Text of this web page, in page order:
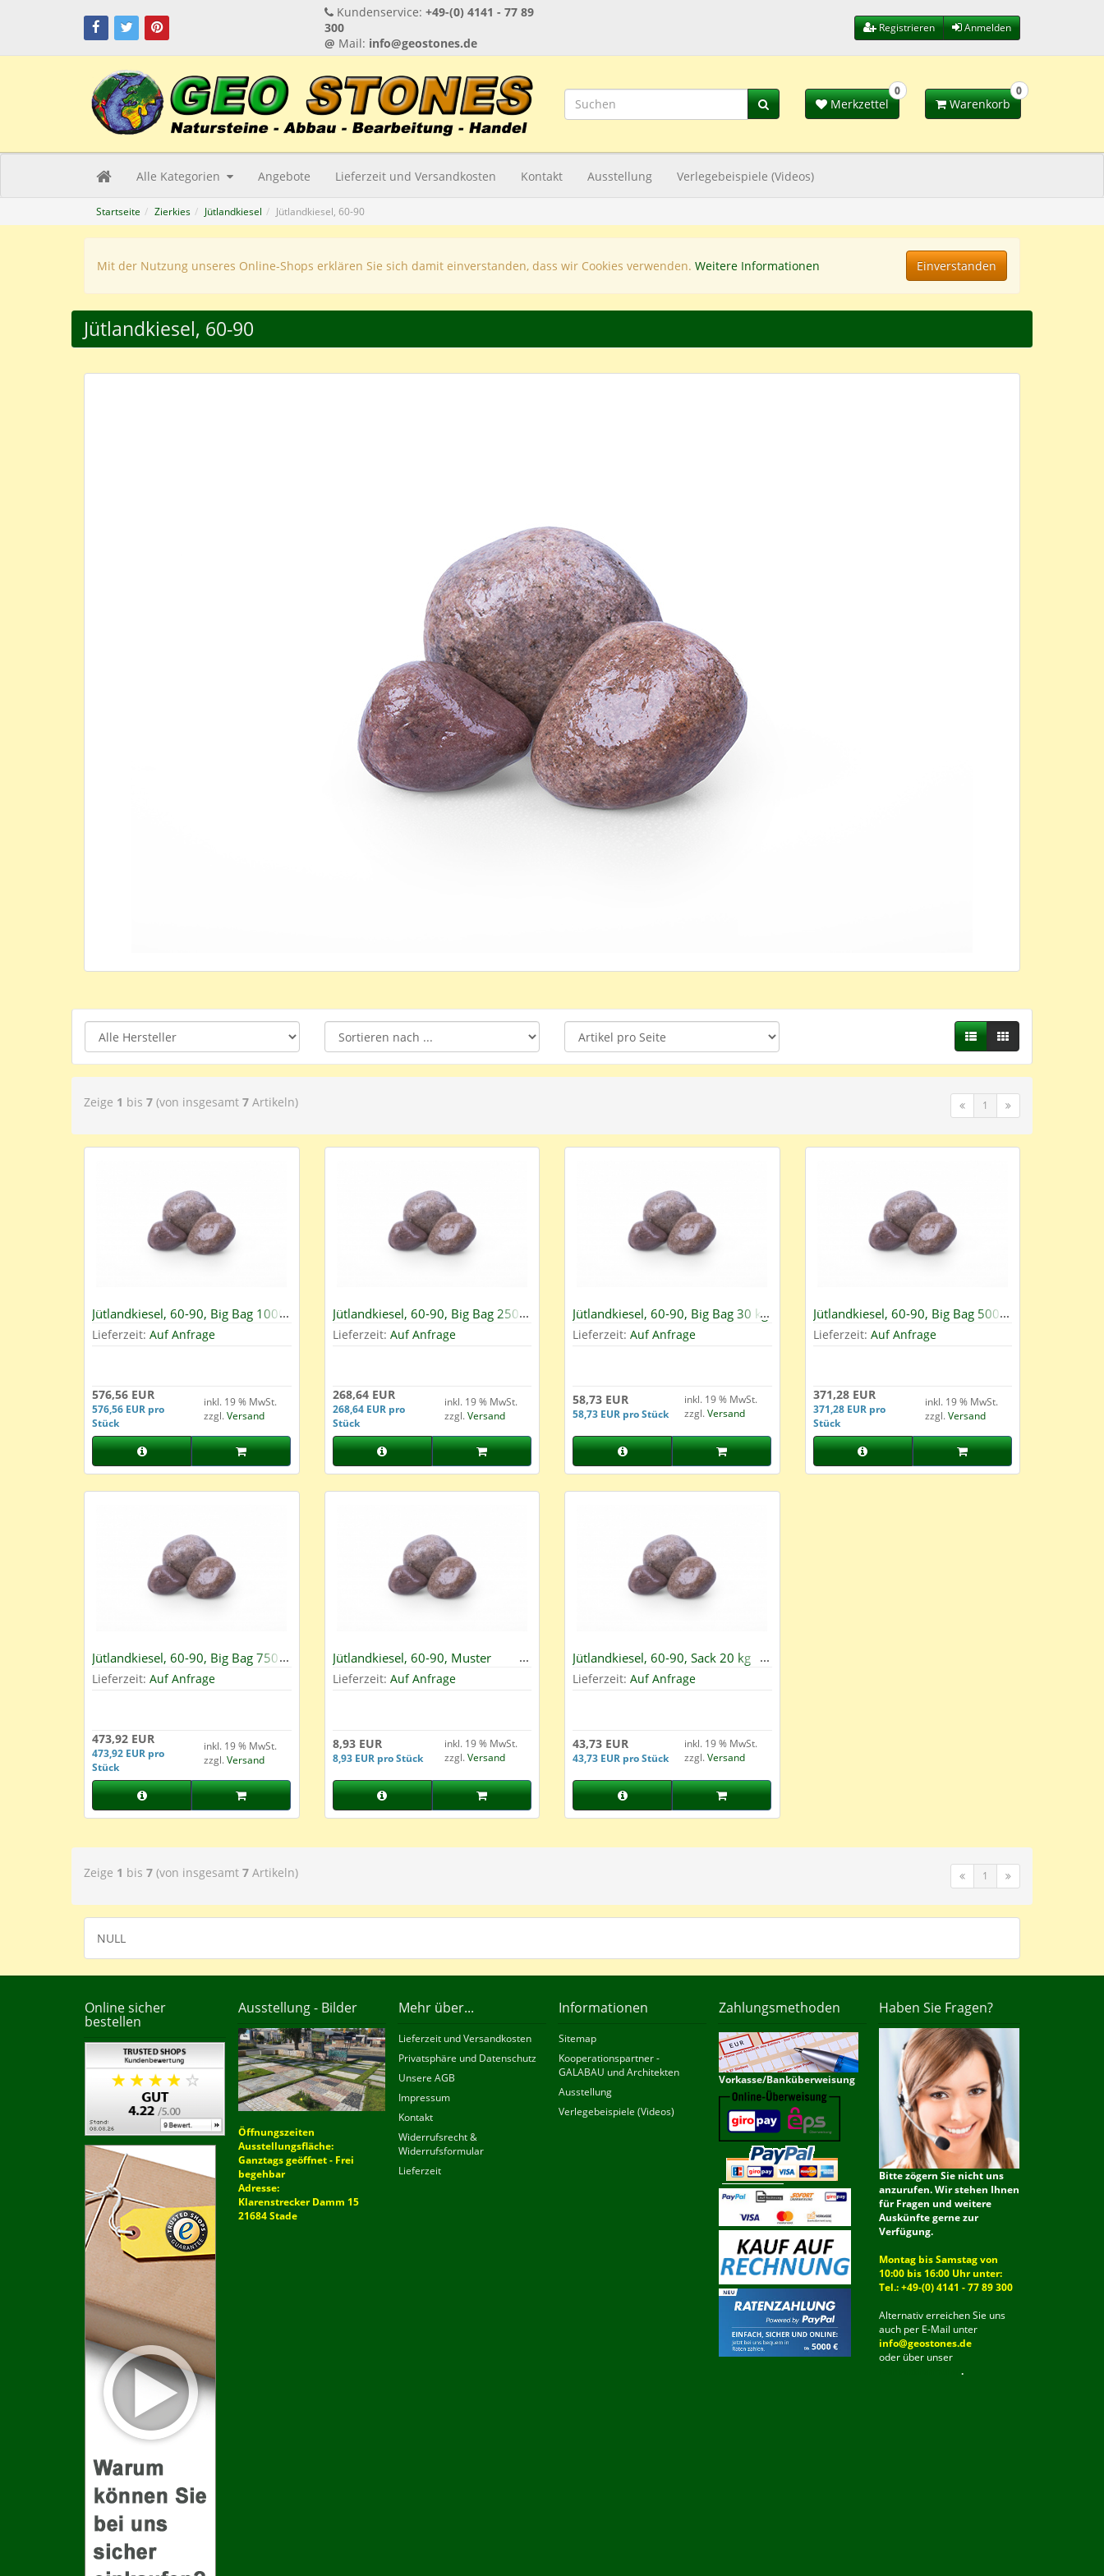
Kundenservice: +49-(0) 4141 - 77 89
300
@ Mail: info@geostones.de
Registrieren Anmelden
Merkzettel
0 0
Warenkorb
Alle Kategorien Angebote Lieferzeit und Versandkosten Kontakt Ausstellung Verlegebeispiele (Videos)
Startseite Zierkies Jütlandkiesel Jütlandkiesel, 60-90
Mit der Nutzung unseres Online-Shops erklären Sie sich damit einverstanden, dass wir Cookies verwenden. Weitere Informationen Einverstanden
Jütlandkiesel, 60-90
Zeige 1 bis 7 (von insgesamt 7 Artikeln) 1
Jütlandkiesel, 60-90, Big Bag 1000
kg
Lieferzeit: Auf Anfrage
576,56 EUR
576,56 EUR pro
Stück
inkl. 19 % MwSt.
zzgl.Versand
Jütlandkiesel, 60-90, Big Bag 250
kg
Lieferzeit: Auf Anfrage
268,64 EUR
268,64 EUR pro
Stück
inkl. 19 % MwSt.
zzgl.Versand
Jütlandkiesel, 60-90, Big Bag 30 kg
Lieferzeit: Auf Anfrage
58,73 EUR
58,73 EUR pro Stück
inkl. 19 % MwSt.
zzgl.Versand
Jütlandkiesel, 60-90, Big Bag 500
kg
Lieferzeit: Auf Anfrage
371,28 EUR
371,28 EUR pro
Stück
inkl. 19 % MwSt.
zzgl.Versand
Jütlandkiesel, 60-90, Big Bag 750
kg
Lieferzeit: Auf Anfrage
473,92 EUR
473,92 EUR pro
Stück
inkl. 19 % MwSt.
zzgl.Versand
Jütlandkiesel, 60-90, Muster
Lieferzeit: Auf Anfrage
8,93 EUR
8,93 EUR pro Stück
inkl. 19 % MwSt.
zzgl.Versand
Jütlandkiesel, 60-90, Sack 20 kg
Lieferzeit: Auf Anfrage
43,73 EUR
43,73 EUR pro Stück
inkl. 19 % MwSt.
zzgl.Versand
Zeige 1 bis 7 (von insgesamt 7 Artikeln) 1
NULL
Online sicher
bestellen
Ausstellung - Bilder
Öffnungszeiten
Ausstellungsfläche:
Ganztags geöffnet - Frei
begehbar
Adresse:
Klarenstrecker Damm 15
21684 Stade
Mehr über...
Lieferzeit und Versandkosten
Privatsphäre und Datenschutz
Unsere AGB
Impressum
Kontakt
Widerrufsrecht &
Widerrufsformular
Lieferzeit
Informationen
Sitemap
Kooperationspartner -
GALABAU und Architekten
Ausstellung
Verlegebeispiele (Videos)
Zahlungsmethoden
Vorkasse/Banküberweisung
Haben Sie Fragen?
Bitte zögern Sie nicht uns
anzurufen. Wir stehen Ihnen
für Fragen und weitere
Auskünfte gerne zur
Verfügung.
Montag bis Samstag von
10:00 bis 16:00 Uhr unter:
Tel.: +49-(0) 4141 - 77 89 300
Alternativ erreichen Sie uns
auch per E-Mail unter
info@geostones.de
oder über unser
.